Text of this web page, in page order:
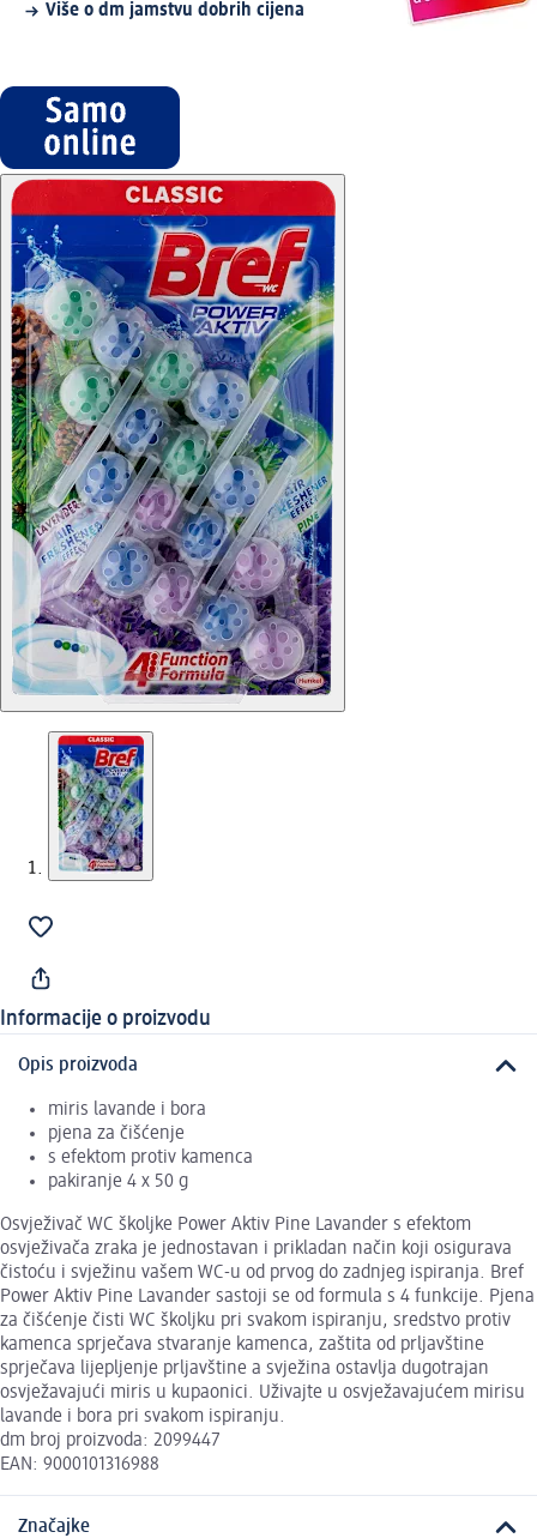
Više o dm jamstvu dobrih cijena
Informacije o proizvodu
Opis proizvoda
miris lavande i bora
pjena za čišćenje
s efektom protiv kamenca
pakiranje 4 x 50 g
Osvježivač WC školjke Power Aktiv Pine Lavander s efektom
osvježivača zraka je jednostavan i prikladan način koji osigurava
čistoću i svježinu vašem WC-u od prvog do zadnjeg ispiranja. Bref
Power Aktiv Pine Lavander sastoji se od formula s 4 funkcije. Pjena
za čišćenje čisti WC školjku pri svakom ispiranju, sredstvo protiv
kamenca sprječava stvaranje kamenca, zaštita od prljavštine
sprječava lijepljenje prljavštine a svježina ostavlja dugotrajan
osvježavajući miris u kupaonici. Uživajte u osvježavajućem mirisu
lavande i bora pri svakom ispiranju.
dm broj proizvoda: 2099447
EAN: 9000101316988
Značajke